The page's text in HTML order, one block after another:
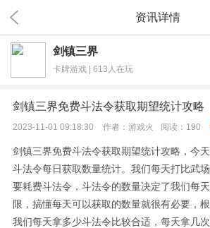
资讯详情
剑镇三界
卡牌游戏 | 613人在玩
剑镇三界免费斗法令获取期望统计攻略
2023-11-01 09:18:30 作者： 游戏火 阅读： 190
剑镇三界免费斗法令获取期望统计攻略，今
斗法令每日获取数量统计。我们每天打比武
要耗费斗法令，斗法令的数量决定了我们每
限，搞懂每天可以获取的数量就很有必要，
我们每天拿多少斗法令比较合适，每天拿几